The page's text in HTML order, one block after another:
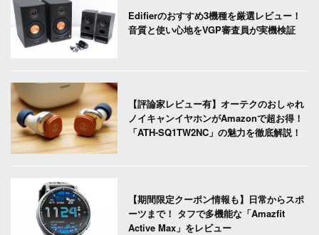
Edifierのおすすめ3機種を厳選レビュー！
音質と使い心地をVGP審査員が実機検証
【評論家レビュー有】オーテクのおしゃれ
ノイキャンイヤホンがAmazonで超お得！
「ATH-SQ1TW2NC」の魅力を徹底解説！
【期間限定クーポン情報も】日常からスポ
ーツまで！ タフで多機能な「Amazfit
Active Max」をレビュー